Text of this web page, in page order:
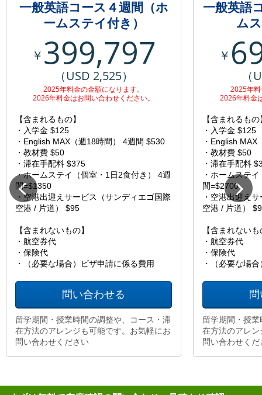
一般英語コース４週間（ホ
ームステイ付き）
￥ 399,797
（USD 2,525）
2025年料金の金額になります。
2026年料金はお問い合わせください。
【含まれるもの】
・入学金 $125
・English MAX（週18時間） 4週間 $530
・教材費 $50
・滞在手配料 $375
・ホームステイ（個室・1日2食付き） 4週
間=$1350
・空港出迎えサービス（サンディエゴ国際
空港 / 片道） $95
【含まれないもの】
・航空券代
・保険代
・（必要な場合）ビザ申請に係る費用
問い合わせる
留学期間・授業時間の調整や、コース・滞
在方法のアレンジも可能です。お気軽にお
問い合わせください
一般英語
ム
￥
2025年
2026年料金
【含まれるもの
・入学金 $125
・English
・教材費 $50
・滞在手配料
・ホームステ
間=$2700
・空港出迎え
空港 / 片道）
【含まれない
・航空券代
・保険代
・（必要な場
留学期間・授
在方法のアレ
問い合わせくだ